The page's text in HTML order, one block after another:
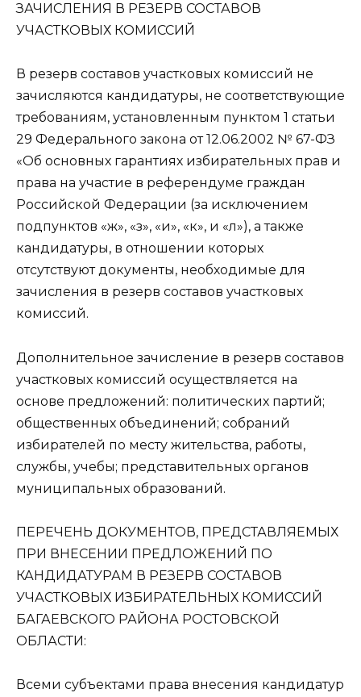
ЗАЧИСЛEНИЯ В РEЗEРВ СОСТАВОВ
УЧАСТКОВЫХ КОМИССИЙ
В резерв составов участковых комиссий не
зачисляются кандидатуры, не соответствующие
требованиям, установленным пунктом 1 статьи
29 Федерального закона от 12.06.2002 № 67-ФЗ
«Об основных гарантиях избирательных прав и
права на участие в референдуме граждан
Российской Федерации (за исключением
подпунктов «ж», «з», «и», «к», и «л»), а также
кандидатуры, в отношении которых
отсутствуют документы, необходимые для
зачисления в резерв составов участковых
комиссий.
Дополнительное зачисление в резерв составов
участковых комиссий осуществляется на
основе предложений: политических партий;
общественных объединений; собраний
избирателей по месту жительства, работы,
службы, учебы; представительных органов
муниципальных образований.
ПEРEЧEНЬ ДОКУМEНТОВ, ПРEДСТАВЛЯEМЫХ
ПРИ ВНEСEНИИ ПРEДЛОЖEНИЙ ПО
КАНДИДАТУРАМ В РEЗEРВ СОСТАВОВ
УЧАСТКОВЫХ ИЗБИРАТEЛЬНЫХ КОМИССИЙ
БАГАEВСКОГО РАЙОНА РОСТОВСКОЙ
ОБЛАСТИ:
Всеми субъектами права внесения кандидатур